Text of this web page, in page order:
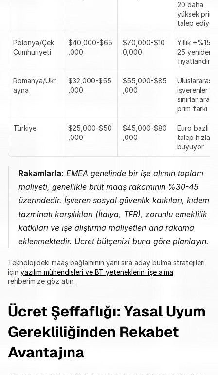
20 daha
yüksek prim
talep ediyor
Polonya/Çek
Cumhuriyeti
$40,000-$65
,000
$70,000-$10
0,000
Yıllık +%15-
25 yeniden
Romanya/Ukr
ayna
$32,000-$55
,000
$55,000-$85
,000
Uluslararası
işverenler
sınırlar arası
prim farkı
Türkiye
$25,000-$50
,000
$45,000-$80
,000
Euro bazlı
talep hızla
büyüyor
Rakamlarla: EMEA genelinde bir işe alımın toplam
maliyeti, genellikle brüt maaş rakamının %30-45
üzerindedir. İşveren sosyal güvenlik katkıları, kıdem
tazminatı karşılıkları (İtalya, TFR), zorunlu emeklilik
katkıları ve işe alıştırma maliyetleri ana rakama
eklenmektedir. Ücret bütçenizi buna göre planlayın.
Teknolojideki maaş bağlamının yanı sıra aday bulma stratejileri
için yazılım mühendisleri ve BT yeteneklerini işe alma
rehberimize göz atın.
Ücret Şeffaflığı: Yasal Uyum
Gerekliliğinden Rekabet
Avantajına